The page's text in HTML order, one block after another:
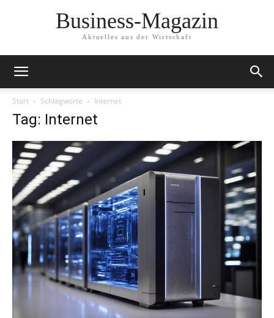
Business-Magazin
Aktuelles aus der Wirtschaft
Start Schlagworte Internet
Tag: Internet